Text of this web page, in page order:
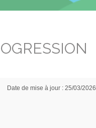
Date de mise à jour : 25/03/2026